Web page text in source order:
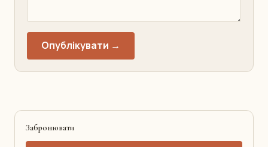
Опублікувати →
Забронювати